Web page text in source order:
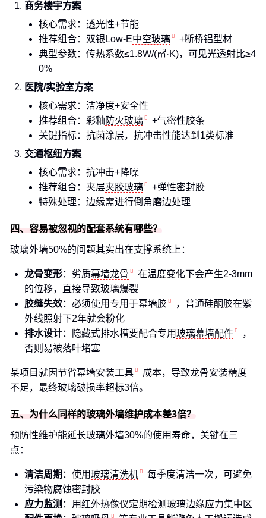
商务楼宇方案
核心需求：透光性+节能
推荐组合：双银Low-E中空玻璃
+断桥铝型材
典型参数：传热系数≤1.8W/(㎡·K)，可见光透射比≥4
0%
医院/实验室方案
核心需求：洁净度+安全性
推荐组合：彩釉 防火玻璃
+气密性胶条
关键指标：抗菌涂层，抗冲击性能达到1类标准
交通枢纽方案
核心需求：抗冲击+降噪
推荐组合：夹层夹胶玻璃
+弹性密封胶
特殊处理：边缘需进行倒角磨边处理
四、容易被忽视的配套系统有哪些？
玻璃外墙50%的问题其实出在支撑系统上：
龙骨变形：劣质幕墙龙骨
在温度变化下会产生2-3mm
的位移，直接导致玻璃爆裂
胶缝失效：必须使用专用于幕墙胶
，普通硅酮胶在紫
外线照射下2年就会粉化
排水设计：隐藏式排水槽要配合专用玻璃幕墙配件
，
否则易被落叶堵塞
某项目就因节省幕墙安装工具
成本，导致龙骨安装精度
不足，最终玻璃破损率超标3倍。
五、为什么同样的玻璃外墙维护成本差3倍？
预防性维护能延长玻璃外墙30%的使用寿命，关键在三
点：
清洁周期 ：使用玻璃清洗机
每季度清洁一次，可避免
污染物腐蚀密封胶
应力监测 ：用红外热像仪定期检测玻璃边缘应力集中区